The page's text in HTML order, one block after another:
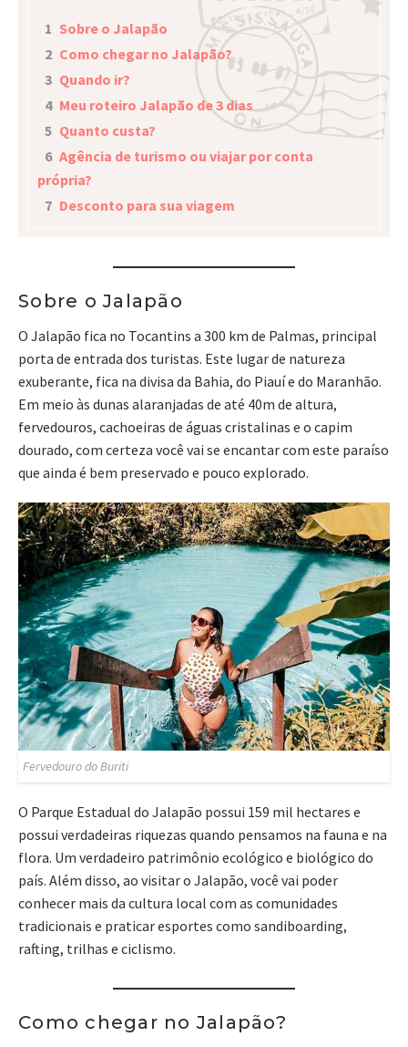
1 Sobre o Jalapão
2 Como chegar no Jalapão?
3 Quando ir?
4 Meu roteiro Jalapão de 3 dias
5 Quanto custa?
6 Agência de turismo ou viajar por conta
própria?
7 Desconto para sua viagem
Sobre o Jalapão
O Jalapão fica no Tocantins a 300 km de Palmas, principal
porta de entrada dos turistas. Este lugar de natureza
exuberante, fica na divisa da Bahia, do Piauí e do Maranhão.
Em meio às dunas alaranjadas de até 40m de altura,
fervedouros, cachoeiras de águas cristalinas e o capim
dourado, com certeza você vai se encantar com este paraíso
que ainda é bem preservado e pouco explorado.
Fervedouro do Buriti
O Parque Estadual do Jalapão possui 159 mil hectares e
possui verdadeiras riquezas quando pensamos na fauna e na
flora. Um verdadeiro patrimônio ecológico e biológico do
país. Além disso, ao visitar o Jalapão, você vai poder
conhecer mais da cultura local com as comunidades
tradicionais e praticar esportes como sandiboarding,
rafting, trilhas e ciclismo.
Como chegar no Jalapão?